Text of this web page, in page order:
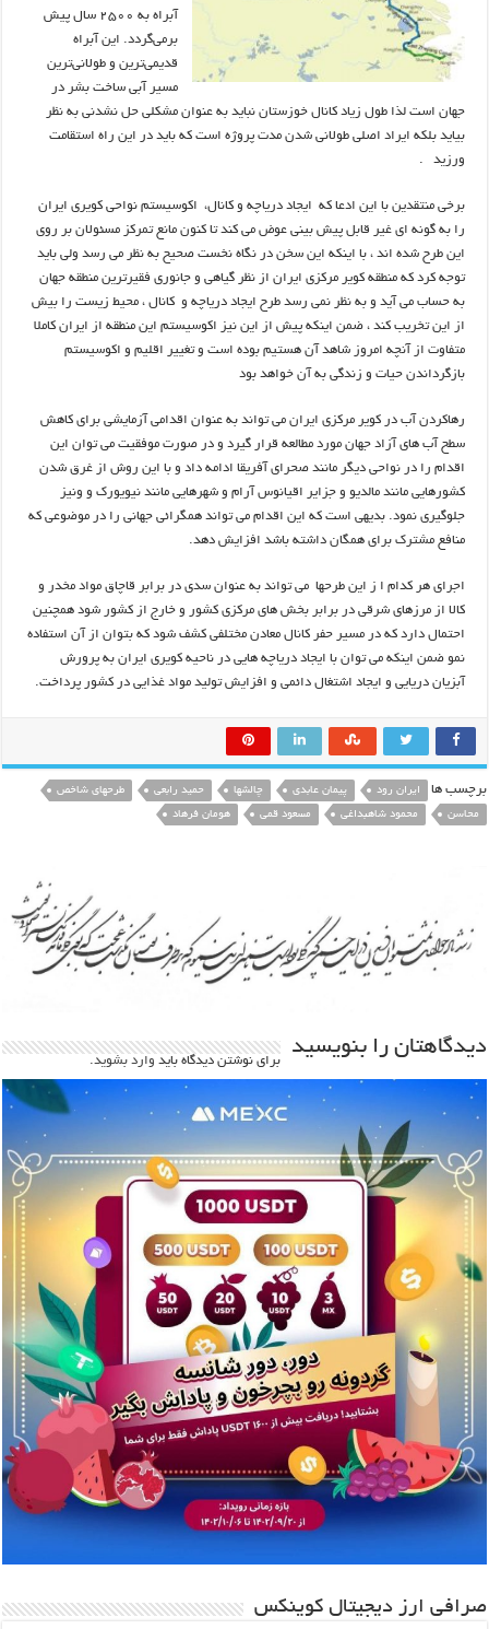
آبراه به ۲۵۰۰ سال پیش
برمی‌گردد. این آبراه
قدیمی‌ترین و طولانی‌ترین
مسیر آبی ساخت بشر در
جهان است لذا طول زیاد کانال خوزستان نباید به عنوان مشکلی حل نشدنی به نظر
بیاید بلکه ایراد اصلی طولانی شدن مدت پروژه است که باید در این راه استقامت
ورزید .
برخی منتقدین با این ادعا که ایجاد دریاچه و کانال، اکوسیستم نواحی کویری ایران
را به گونه ای غیر قابل پیش بینی عوض می کند تا کنون مانع تمرکز مسئولان بر روی
این طرح شده اند ، با اینکه این سخن در نگاه نخست صحیح به نظر می رسد ولی باید
توجه کرد که منطقه کویر مرکزی ایران از نظر گیاهی و جانوری فقیرترین منطقه جهان
به حساب می آید و به نظر نمی رسد طرح ایجاد دریاچه و کانال ، محیط زیست را بیش
از این تخریب کند ، ضمن اینکه پیش از این نیز اکوسیستم این منطقه از ایران کاملا
متفاوت از آنچه امروز شاهد آن هستیم بوده است و تغییر اقلیم و اکوسیستم
بازگرداندن حیات و زندگی به آن خواهد بود
رهاکردن آب در کویر مرکزی ایران می تواند به عنوان اقدامی آزمایشی برای کاهش
سطح آب های آزاد جهان مورد مطالعه قرار گیرد و در صورت موفقیت می توان این
اقدام را در نواحی دیگر مانند صحرای آفریقا ادامه داد و با این روش از غرق شدن
کشورهایی مانند مالدیو و جزایر اقیانوس آرام و شهرهایی مانند نیویورک و ونیز
جلوگیری نمود. بدیهی است که این اقدام می تواند همگرائی جهانی را در موضوعی که
منافع مشترک برای همگان داشته باشد افزایش دهد.
اجرای هر کدام ا ز این طرحها می تواند به عنوان سدی در برابر قاچاق مواد مخدر و
کالا از مرزهای شرقی در برابر بخش های مرکزی کشور و خارج از کشور شود همچنین
احتمال دارد که در مسیر حفر کانال معادن مختلفی کشف شود که بتوان از آن استفاده
نمو ضمن اینکه می توان با ایجاد دریاچه هایی در ناحیه کویری ایران به پرورش
آبزیان دریایی و ایجاد اشتغال دائمی و افزایش تولید مواد غذایی در کشور پرداخت.
برچسب ها ایران رود پیمان عابدی چالشها حمید رابعی
طرحهای شاخص
محاسن
محمود شاهبداغی مسعود قمی هومان فرهاد
دیدگاهتان را بنویسید
برای نوشتن دیدگاه باید وارد بشوید.
صرافی ارز دیجیتال کوینکس